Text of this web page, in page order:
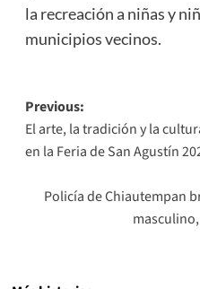
la recreación a niñas y
municipios vecinos.
Post
navigation
Previous:
El arte, la tradición y la
en la Feria de San Agustín
Policía de Chiautempan